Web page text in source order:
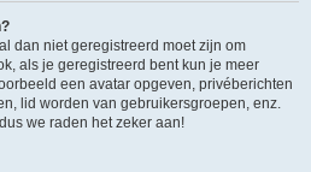
dan niet geregistreerd moet zijn om
als je geregistreerd bent kun je meer
een avatar opgeven, privéberichten
lid worden van gebruikersgroepen, enz.
we raden het zeker aan!